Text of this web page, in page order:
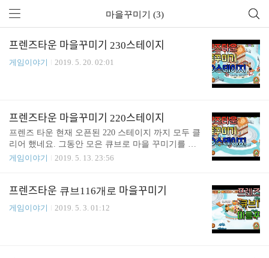
마을꾸미기 (3)
프렌즈타운 마을꾸미기 230스테이지
게임이야기 2019. 5. 20. 02:01
프렌즈타운 마을꾸미기 220스테이지
프렌즈 타운 현재 오픈된 220 스테이지 까지 모두 클
리어 했네요. 그동안 모은 큐브로 마을 꾸미기를 해
보았습니다. 스테이지 다 클리어 할 때 열리는 열기
게임이야기 2019. 5. 13. 23:56
프렌즈타운 큐브116개로 마을꾸미기
게임이야기 2019. 5. 3. 01:12